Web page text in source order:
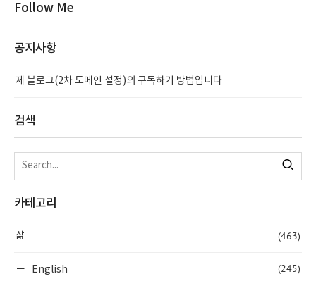
Follow Me
공지사항
제 블로그(2차 도메인 설정)의 구독하기 방법입니다
검색
카테고리
삶 (463)
English (245)